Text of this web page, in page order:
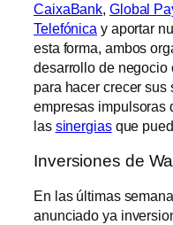
CaixaBank, Global
Telefónica y aportar
esta forma, ambos
desarrollo de
para hacer crecer sus
empresas impulsoras
las sinergiasque
Inversiones de
En las últimas
anunciado ya